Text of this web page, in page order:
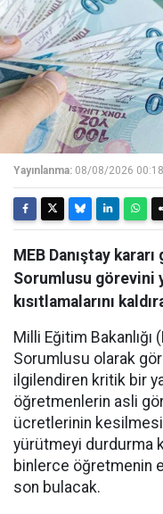
Yayınlanma: 08/08/2026 00:18
MEB Danıştay
Sorumlusu görevini
kısıtlamalarını
Milli Eğitim Bakanlığı
Sorumlusu olarak
ilgilendiren kritik bir
öğretmenlerin asli
ücretlerinin
yürütmeyi durdurma
binlerce öğretmenin
son bulacak.